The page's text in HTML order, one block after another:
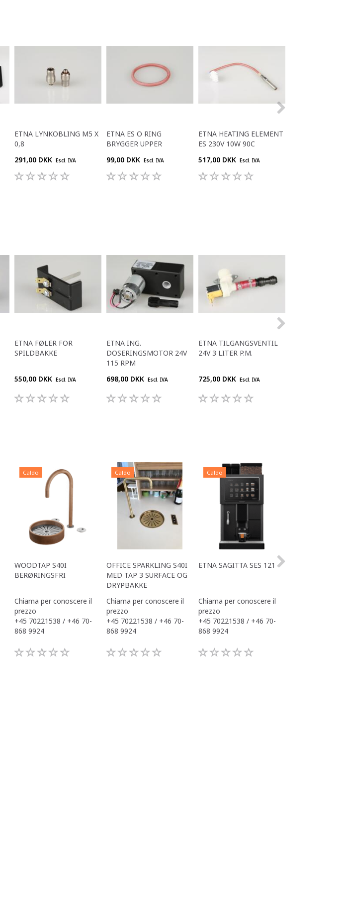
ETNA LYNKOBLING M5 X
0,8
291,00 DKK
Escl. IVA
ETNA ES O RING
BRYGGER UPPER
99,00 DKK
Escl. IVA
ETNA HEATING ELEMENT
ES 230V 10W 90C
517,00 DKK
Escl. IVA
ETNA FØLER FOR
SPILDBAKKE
550,00 DKK Escl. IVA
ETNA ING.
DOSERINGSMOTOR 24V
115 RPM
698,00 DKK
Escl. IVA
ETNA TILGANGSVENTIL
24V 3 LITER P.M.
725,00 DKK Escl. IVA
Caldo
WOODTAP S40I
BERØRINGSFRI
Chiama per conoscere il
prezzo
+45 70221538 / +46 70-
868 9924
Caldo
OFFICE SPARKLING S40I
MED TAP 3 SURFACE OG
DRYPBAKKE
Chiama per conoscere il
prezzo
+45 70221538 / +46 70-
868 9924
Caldo
ETNA SAGITTA SES 121
Chiama per conoscere il
prezzo
+45 70221538 / +46 70-
868 9924